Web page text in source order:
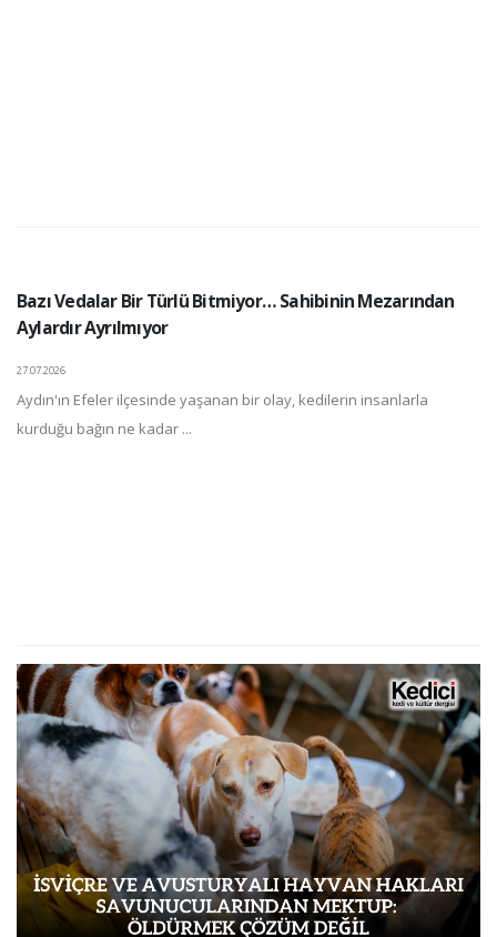
Bazı Vedalar Bir Türlü Bitmiyor… Sahibinin Mezarından
Aylardır Ayrılmıyor
27.07.2026
Aydın'ın Efeler ilçesinde yaşanan bir olay, kedilerin insanlarla
kurduğu bağın ne kadar ...